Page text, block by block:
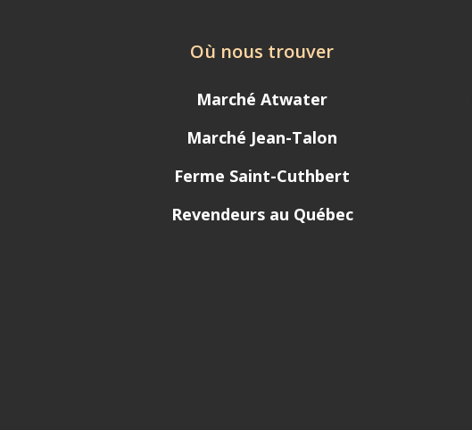
Où nous trouver
Marché Atwater
Marché Jean-Talon
Ferme Saint-Cuthbert
Revendeurs au Québec